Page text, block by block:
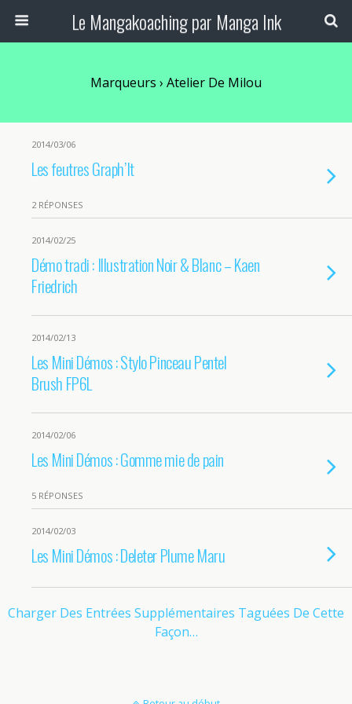
Le Mangakoaching par Manga Ink
Marqueurs › Atelier De Milou
2014/03/06
Les feutres Graph’It
2 RÉPONSES
2014/02/25
Démo tradi : Illustration Noir & Blanc – Kaen
Friedrich
2014/02/13
Les Mini Démos : Stylo Pinceau Pentel
Brush FP6L
2014/02/06
Les Mini Démos : Gomme mie de pain
5 RÉPONSES
2014/02/03
Les Mini Démos : Deleter Plume Maru
Charger Des Entrées Supplémentaires Taguées De Cette
Façon…